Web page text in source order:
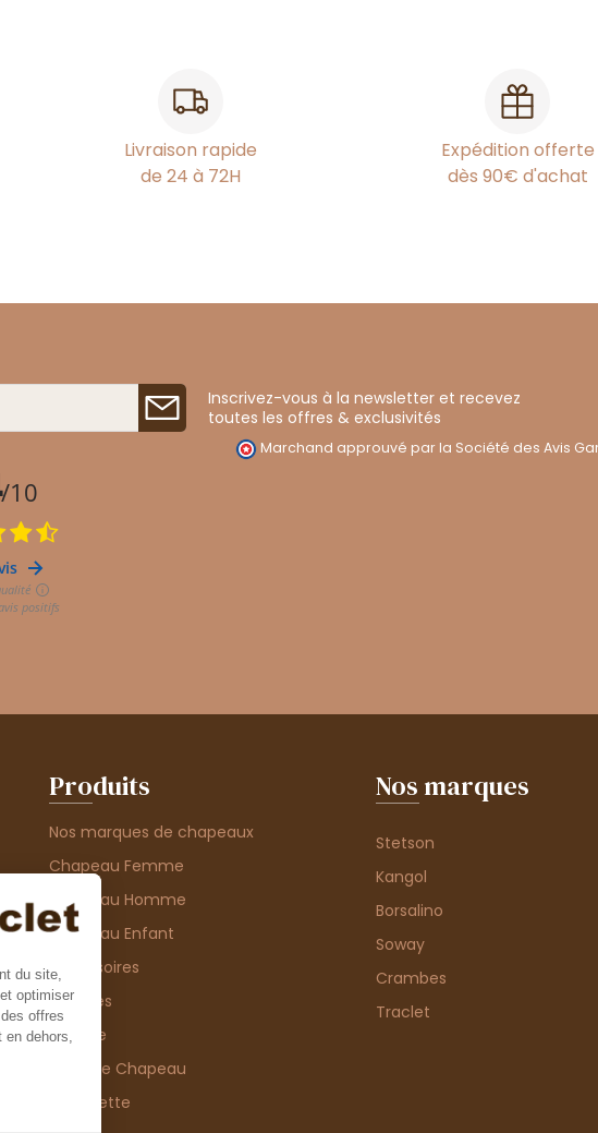
Livraison rapide
de 24 à 72H
Expédition offerte
dès 90€ d'achat
Inscrivez-vous à la newsletter et recevez
toutes les offres & exclusivités
Marchand approuvé par la Société des Avis
Produits
Nos marques de chapeaux
Chapeau Femme
Chapeau Homme
Chapeau Enfant
Accessoires
Thèmes
Matière
Type de Chapeau
Casquette
Nos marques
Stetson
Kangol
Borsalino
Soway
Crambes
Traclet